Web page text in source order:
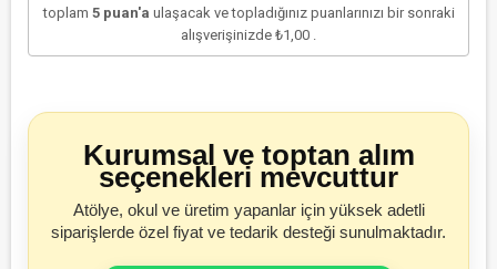
toplam 5puan'a ulaşacak ve topladığınız puanlarınızı bir sonraki
alışverişinizde ₺1,00
Kurumsal ve toptan alım
seçenekleri mevcuttur
Atölye, okul ve üretim yapanlar için yüksek adetli
siparişlerde özel fiyat ve tedarik desteği sunulmaktadır.